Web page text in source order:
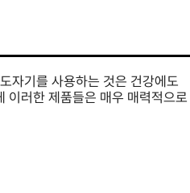
자기를 사용하는 것은 건강에도
이러한 제품들은 매우 매력적으로